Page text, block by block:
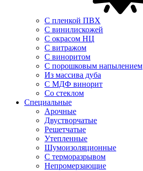
С пленкой ПВХ
С винилискожей
С окрасом НЦ
С витражом
С виноритом
С порошковым напылением
Из массива дуба
С МДФ винорит
Со стеклом
Специальные
Арочные
Двустворчатые
Решетчатые
Утепленные
Шумоизоляционные
С терморазрывом
Непромерзающие